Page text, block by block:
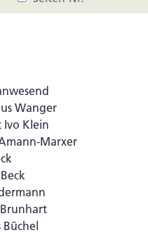
Wanger
Ivo Klein
Marxer